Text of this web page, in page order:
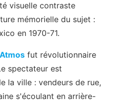
visuelle contraste
mémorielle du sujet :
en 1970-71.
fut révolutionnaire
spectateur est
la ville : vendeurs de rue,
s'écoulant en arrière-